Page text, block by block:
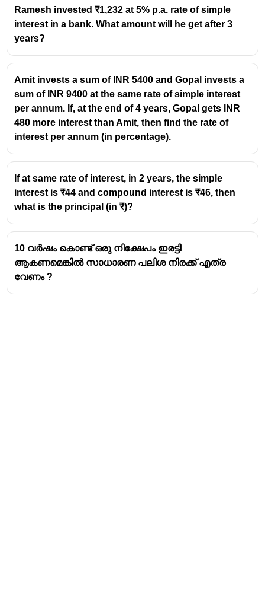
Ramesh invested ₹1,232 at 5% p.a. rate of simple
interest in a bank. What amount will he get after 3
years?
Amit invests a sum of INR 5400 and Gopal invests a
sum of INR 9400 at the same rate of simple interest
per annum. If, at the end of 4 years, Gopal gets INR
480 more interest than Amit, then find the rate of
interest per annum (in percentage).
If at same rate of interest, in 2 years, the simple
interest is ₹44 and compound interest is ₹46, then
what is the principal (in ₹)?
10 വർഷം കൊണ്ട് ഒരു നിക്ഷേപം ഇരട്ടി
ആകണമെങ്കിൽ സാധാരണ പലിശ നിരക്ക് എത്ര
വേണം ?